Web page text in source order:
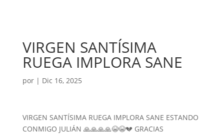
VIRGEN SANTÍSIMA
RUEGA IMPLORA SANE
por | Dic 16, 2025
VIRGEN SANTÍSIMA RUEGA IMPLORA SANE ESTANDO
CONMIGO JULIÁN 🙏🙏🙏🙏😭😭💔 GRACIAS